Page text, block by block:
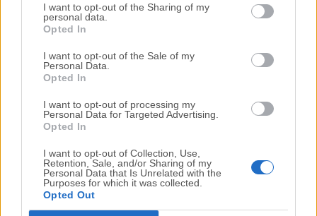
I want to opt-out of the Sharing of my
personal data.
Opted In
I want to opt-out of the Sale of my
Personal Data.
Opted In
I want to opt-out of processing my
Personal Data for Targeted Advertising.
Opted In
I want to opt-out of Collection, Use,
Retention, Sale, and/or Sharing of my
Personal Data that Is Unrelated with the
Purposes for which it was collected.
Opted OutDescargar VNC 5.2.1